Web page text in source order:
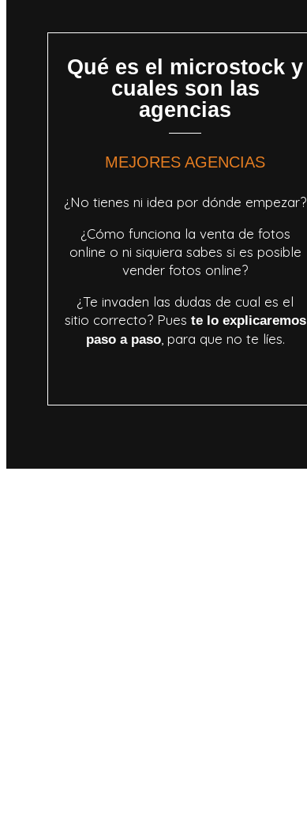
Qué es el microstock y
cuales son las
agencias
MEJORES AGENCIAS
¿No tienes ni idea por dónde empezar?
¿Cómo funciona la venta de fotos
online o ni siquiera sabes si es posible
vender fotos online?
¿Te invaden las dudas de cual es el
sitio correcto? Pues te lo explicaremos
paso a paso, para que no te líes.